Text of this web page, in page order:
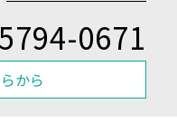
0671
から